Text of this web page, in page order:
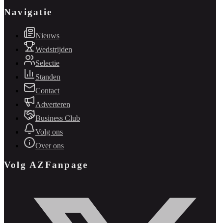
Navigatie
Nieuws
Wedstrijden
Selectie
Standen
Contact
Adverteren
Business Club
Volg ons
Over ons
Volg AZFanpage